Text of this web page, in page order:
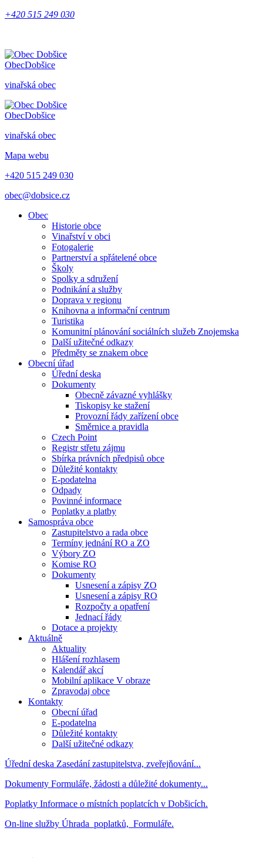
+420 515 249 030
ObecDobšice
vinařská obec
ObecDobšice
vinařská obec
Mapa webu
+420 515 249 030
obec@dobsice.cz
Obec
Historie obce
Vinařství v obci
Fotogalerie
Partnerství a spřátelené obce
Školy
Spolky a sdružení
Podnikání a služby
Doprava v regionu
Knihovna a informační centrum
Turistika
Komunitní plánování sociálních služeb Znojemska
Další užitečné odkazy
Předměty se znakem obce
Obecní úřad
Úřední deska
Dokumenty
Obecně závazné vyhlášky
Tiskopisy ke stažení
Provozní řády zařízení obce
Směrnice a pravidla
Czech Point
Registr střetu zájmu
Sbírka právních předpisů obce
Důležité kontakty
E-podatelna
Odpady
Povinné informace
Poplatky a platby
Samospráva obce
Zastupitelstvo a rada obce
Termíny jednání RO a ZO
Výbory ZO
Komise RO
Dokumenty
Usnesení a zápisy ZO
Usnesení a zápisy RO
Rozpočty a opatření
Jednací řády
Dotace a projekty
Aktuálně
Aktuality
Hlášení rozhlasem
Kalendář akcí
Mobilní aplikace V obraze
Zpravodaj obce
Kontakty
Obecní úřad
E-podatelna
Důležité kontakty
Další užitečné odkazy
Úřední deska Zasedání zastupitelstva, zveřejňování...
Dokumenty Formuláře, žádosti a důležité dokumenty...
Poplatky Informace o místních poplatcích v Dobšicích.
On-line služby Úhrada poplatků, Formuláře.